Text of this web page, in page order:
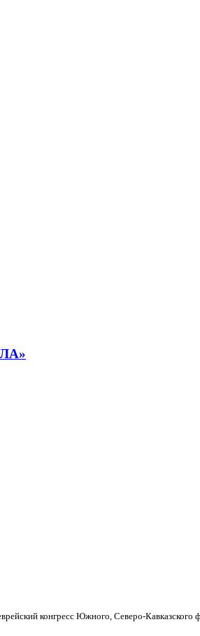
конгресс Южного, Северо-Кавказского